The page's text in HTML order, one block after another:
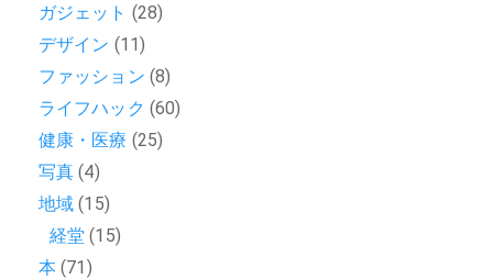
ガジェット (28)
デザイン (11)
ファッション (8)
ライフハック (60)
健康・医療 (25)
写真 (4)
地域 (15)
経堂 (15)
本 (71)